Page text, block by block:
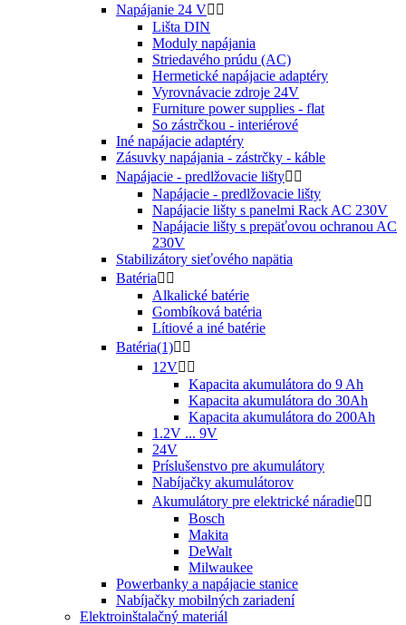
Napájanie 24 V 
Lišta DIN
Moduly napájania
Striedavého prúdu (AC)
Hermetické napájacie adaptéry
Vyrovnávacie zdroje 24V
Furniture power supplies - flat
So zástrčkou - interiérové
Iné napájacie adaptéry
Zásuvky napájania - zástrčky - káble
Napájacie - predlžovacie lišty 
Napájacie - predlžovacie lišty
Napájacie lišty s panelmi Rack AC 230V
Napájacie lišty s prepäťovou ochranou AC
230V
Stabilizátory sieťového napätia
Batéria 
Alkalické batérie
Gombíková batéria
Lítiové a iné batérie
Batéria(1) 
12V 
Kapacita akumulátora do 9 Ah
Kapacita akumulátora do 30Ah
Kapacita akumulátora do 200Ah
1.2V ... 9V
24V
Príslušenstvo pre akumulátory
Nabíjačky akumulátorov
Akumulátory pre elektrické náradie 
Bosch
Makita
DeWalt
Milwaukee
Powerbanky a napájacie stanice
Nabíjačky mobilných zariadení
Elektroinštalačný materiál